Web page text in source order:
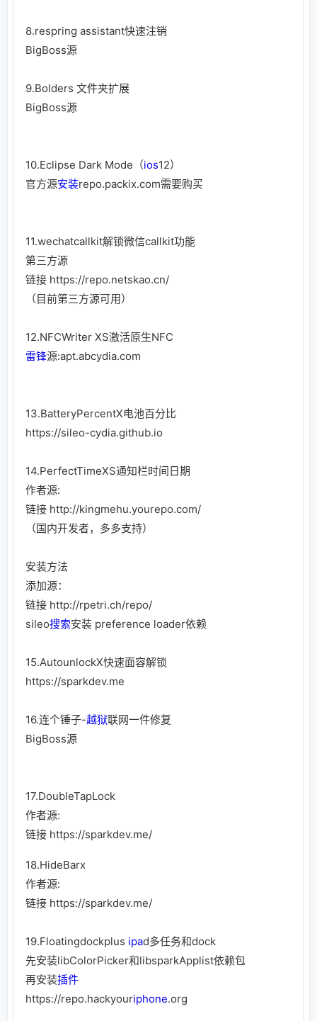
8.respring assistant快速注销
BigBoss源
9.Bolders 文件夹扩展
BigBoss源
10.Eclipse Dark Mode（ios12）
官方源安装repo.packix.com需要购买
11.wechatcallkit解锁微信callkit功能
第三方源
链接 https://repo.netskao.cn/
（目前第三方源可用）
12.NFCWriter XS激活原生NFC
雷锋源:apt.abcydia.com
13.BatteryPercentX电池百分比
https://sileo-cydia.github.io
14.PerfectTimeXS通知栏时间日期
作者源:
链接 http://kingmehu.yourepo.com/
（国内开发者，多多支持）
安装方法
添加源：
链接 http://rpetri.ch/repo/
sileo搜索安装 preference loader依赖
15.AutounlockX快速面容解锁
https://sparkdev.me
16.连个锤子-越狱联网一件修复
BigBoss源
17.DoubleTapLock
作者源:
链接 https://sparkdev.me/
18.HideBarx
作者源:
链接 https://sparkdev.me/
19.Floatingdockplus ipad多任务和dock
先安装libColorPicker和libsparkApplist依赖包
再安装插件
https://repo.hackyouriphone.org